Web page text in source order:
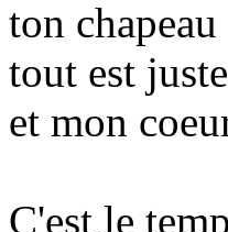
ton
tout est
et mon
C'est le